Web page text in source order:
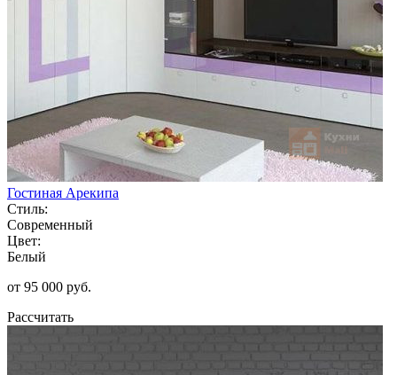
Гостиная Арекипа
Стиль:
Современный
Цвет:
Белый
от 95 000 руб.
Рассчитать